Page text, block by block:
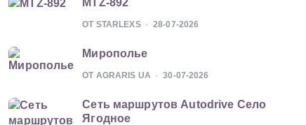
MTZ-892
ОТ STARLEXS 28-07-2026
Мирополье
ОТ AGRARIS UA 30-07-2026
Сеть маршрутов Autodrive Село
Ягодное